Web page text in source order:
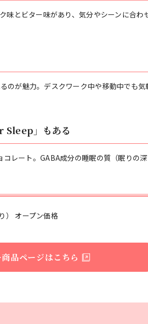
とビター味があり、気分やシーンに合わ
のが魅力。デスクワーク中や移動中でも
Sleep」もある
レート。GABA成分の睡眠の質（眠りの
） オープン価格
品ページはこちら